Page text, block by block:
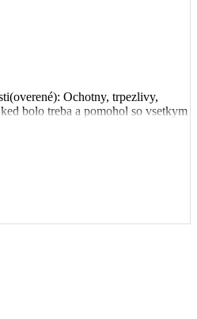
Ochotny, trpezlivy,
bolo treba a pomohol so vsetkym